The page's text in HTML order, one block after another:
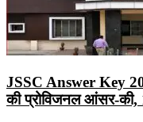
JSSC Answer Key
की प्रोविजनल आंसर-